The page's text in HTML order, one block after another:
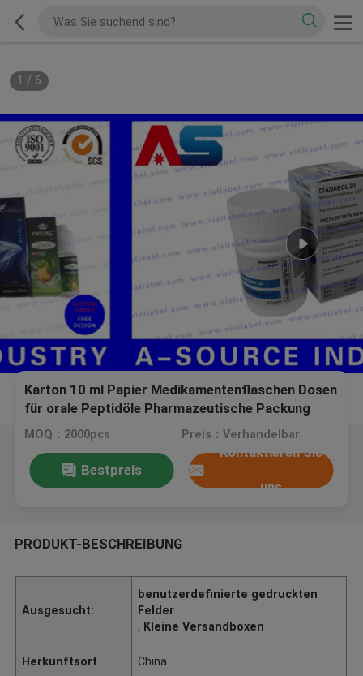
1 / 6
Karton 10 ml Papier Medikamentenflaschen Dosen
für orale Peptidöle Pharmazeutische Packung
gedruckte Verpackungskisten
MOQ：2000pcs Preis：Verhandelbar
Bestpreis
Kontaktieren Sie
uns
PRODUKT-BESCHREIBUNG
Ausgesucht:
benutzerdefinierte gedruckten
Felder
, Kleine Versandboxen
Herkunftsort China